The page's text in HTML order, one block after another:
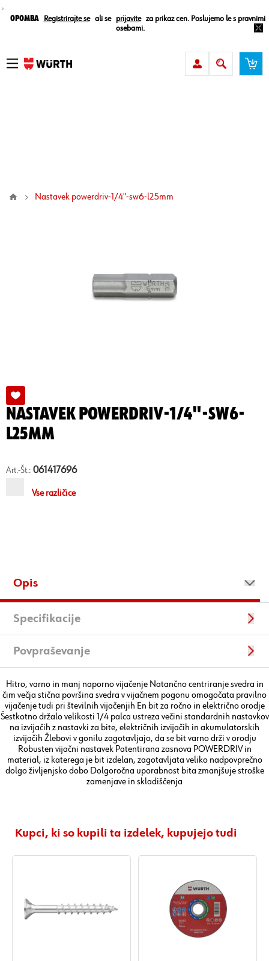
¸
Opomba Registrirajte se ali se prijavite
za prikaz cen. Poslujemo le s pravnimi
osebami.
nastavek powerdriv-1/4"-sw6-l25mm
NASTAVEK POWERDRIV-1/4"-SW6-
L25MM
Art.-Št.: 061417696
Vse različice
Opis
Specifikacije
Povpraševanje
Hitro, varno in manj naporno vijačenje Natančno centriranje svedra in
čim večja stična površina svedra v vijačnem pogonu omogočata pravilno
vijačenje tudi pri številnih vijačenjih En bit za ročno in električno orodje
Šestkotno držalo velikosti 1/4 palca ustreza večini standardnih nastavkov
na izvijačih z nastavki za bite, električnih izvijačih in akumulatorskih
izvijačih Žlebovi v gonilu zagotavljajo, da se bit varno drži v orodju
Robusten vijačni nastavek Patentirana zasnova POWERDRIV in
material, iz katerega je bit izdelan, zagotavljata veliko nadpovprečno
dolgo življenjsko dobo Dolgoročna uporabnost bita zmanjšuje stroške
zamenjave in skladiščenja
Kupci, ki so kupili ta izdelek, kupujejo tudi